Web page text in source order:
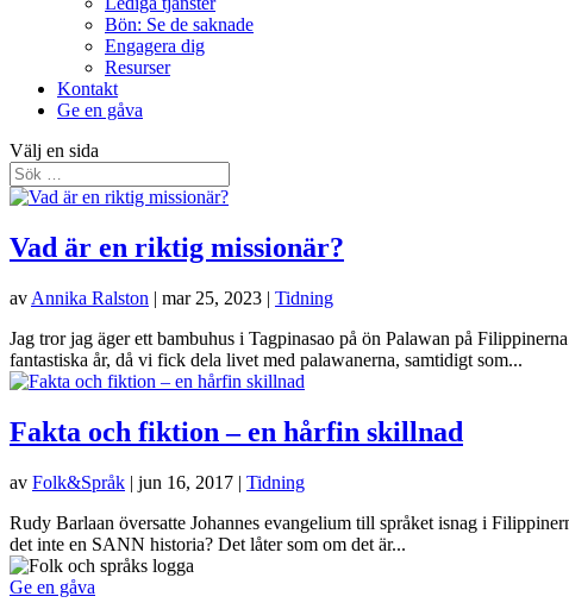
Bön: Se de saknade
Engagera dig
Resurser
Kontakt
Ge en gåva
Välj en sida
Vad är en riktig missionär?
av Annika Ralston | mar 25, 2023 | Tidning
Jag tror jag äger ett bambuhus i Tagpinasao på ön Palawan på
fantastiska år, då vi fick dela livet med palawanerna, samtidigt som...
Fakta och fiktion – en hårfin skillnad
av Folk&Språk | jun 16, 2017 | Tidning
Rudy Barlaan översatte Johannes evangelium till språket isnag i
det inte en SANN historia? Det låter som om det är...
Ge en gåva